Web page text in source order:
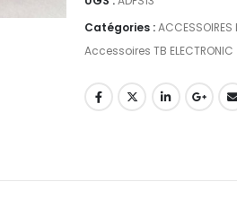
Catégories :ACCESSOIRES
Accessoires TB ELECTRONIC